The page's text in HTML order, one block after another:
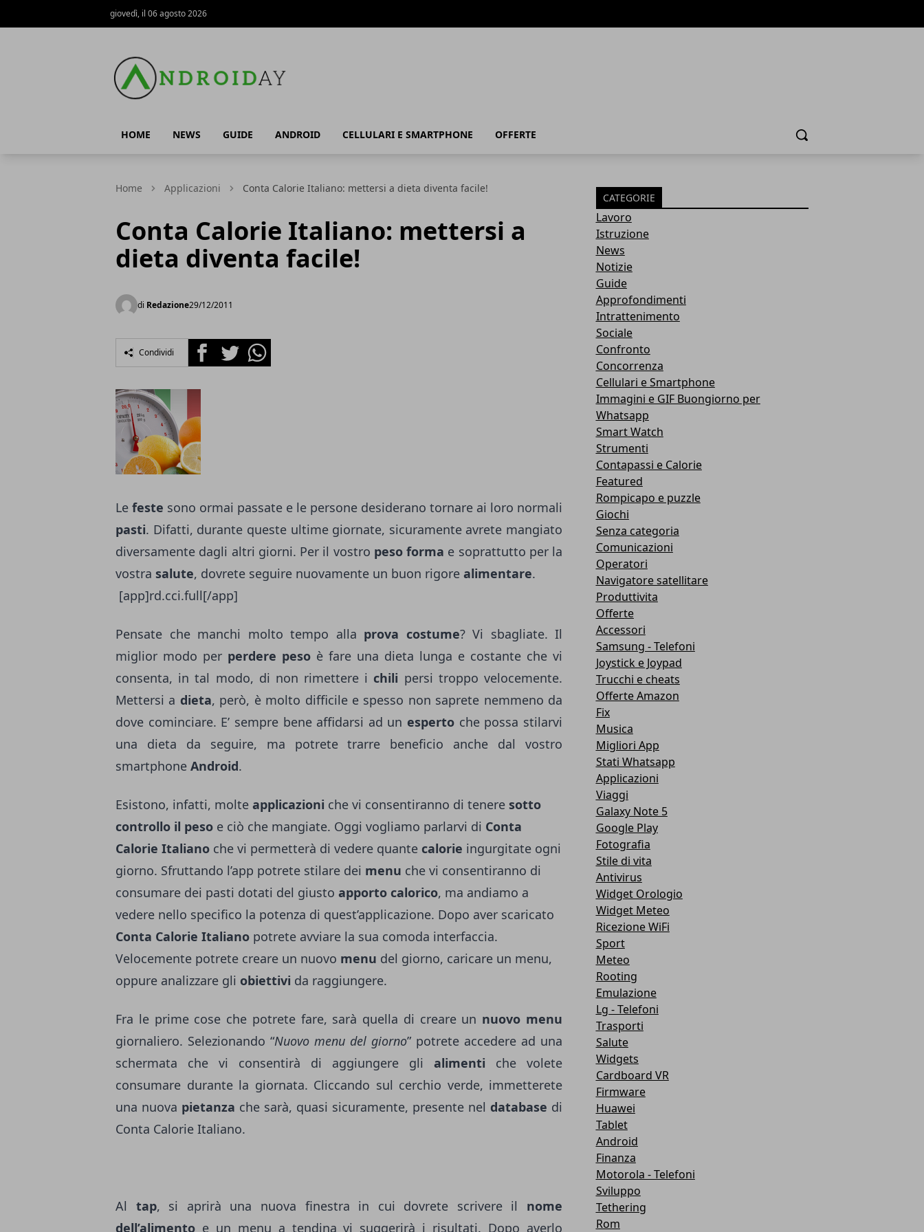
giovedì, il 06 agosto 2026
HOME NEWS GUIDE ANDROID CELLULARI E SMARTPHONE OFFERTE Cerca
Home Applicazioni Conta Calorie Italiano: mettersi a dieta diventa facile!
Conta Calorie Italiano: mettersi a
dieta diventa facile!
di Redazione29/12/2011
Condividi FacebookTwitterWhatsapp
Le feste sono ormai passate e le persone desiderano tornare ai loro normali
pasti. Difatti, durante queste ultime giornate, sicuramente avrete mangiato
diversamente dagli altri giorni. Per il vostro peso forma e soprattutto per la
vostra salute, dovrete seguire nuovamente un buon rigore alimentare.
[app]rd.cci.full[/app]
Pensate che manchi molto tempo alla prova costume? Vi sbagliate. Il
miglior modo per perdere peso è fare una dieta lunga e costante che vi
consenta, in tal modo, di non rimettere i chili persi troppo velocemente.
Mettersi a dieta, però, è molto difficile e spesso non saprete nemmeno da
dove cominciare. E’ sempre bene affidarsi ad un esperto che possa stilarvi
una dieta da seguire, ma potrete trarre beneficio anche dal vostro
smartphone Android.
Esistono, infatti, molte applicazioni che vi consentiranno di tenere sotto
controllo il peso e ciò che mangiate. Oggi vogliamo parlarvi di Conta
Calorie Italiano che vi permetterà di vedere quante calorie ingurgitate ogni
giorno. Sfruttando l’app potrete stilare dei menu che vi consentiranno di
consumare dei pasti dotati del giusto apporto calorico, ma andiamo a
vedere nello specifico la potenza di quest’applicazione. Dopo aver scaricato
Conta Calorie Italiano potrete avviare la sua comoda interfaccia.
Velocemente potrete creare un nuovo menu del giorno, caricare un menu,
oppure analizzare gli obiettivi da raggiungere.
Fra le prime cose che potrete fare, sarà quella di creare un nuovo menu
giornaliero. Selezionando “Nuovo menu del giorno” potrete accedere ad una
schermata che vi consentirà di aggiungere gli alimenti che volete
consumare durante la giornata. Cliccando sul cerchio verde, immetterete
una nuova pietanza che sarà, quasi sicuramente, presente nel database di
Conta Calorie Italiano.
Al tap, si aprirà una nuova finestra in cui dovrete scrivere il nome
dell’alimento e un menu a tendina vi suggerirà i risultati. Dopo averlo
CATEGORIE
Lavoro
Istruzione
News
Notizie
Guide
Approfondimenti
Intrattenimento
Sociale
Confronto
Concorrenza
Cellulari e Smartphone
Immagini e GIF Buongiorno per
Whatsapp
Smart Watch
Strumenti
Contapassi e Calorie
Featured
Rompicapo e puzzle
Giochi
Senza categoria
Comunicazioni
Operatori
Navigatore satellitare
Produttivita
Offerte
Accessori
Samsung - Telefoni
Joystick e Joypad
Trucchi e cheats
Offerte Amazon
Fix
Musica
Migliori App
Stati Whatsapp
Applicazioni
Viaggi
Galaxy Note 5
Google Play
Fotografia
Stile di vita
Antivirus
Widget Orologio
Widget Meteo
Ricezione WiFi
Sport
Meteo
Rooting
Emulazione
Lg - Telefoni
Trasporti
Salute
Widgets
Cardboard VR
Firmware
Huawei
Tablet
Android
Finanza
Motorola - Telefoni
Sviluppo
Tethering
Rom